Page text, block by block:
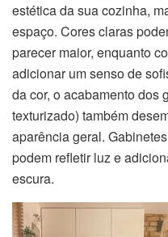
estética da sua cozinha,
espaço. Cores claras
parecer maior, enquanto
adicionar um senso de
da cor, o acabamento dos
texturizado) também
aparência geral.
podem refletir luz e
escura.